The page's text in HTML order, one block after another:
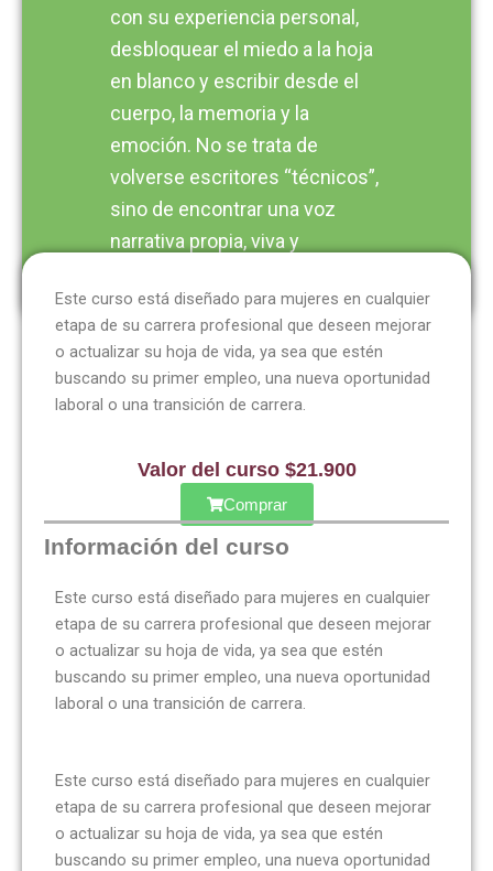
con su experiencia personal,
desbloquear el miedo a la hoja
en blanco y escribir desde el
cuerpo, la memoria y la
emoción. No se trata de
volverse escritores “técnicos”,
sino de encontrar una voz
narrativa propia, viva y
Este curso está diseñado para mujeres en cualquier etapa
de su carrera profesional que deseen mejorar o actualizar
Este curso está diseñado para mujeres en cualquier
etapa de su carrera profesional que deseen mejorar
o actualizar su hoja de vida, ya sea que estén
buscando su primer empleo, una nueva oportunidad
laboral o una transición de carrera.
Valor del curso $21.900
Comprar
Información del curso
Este curso está diseñado para mujeres en cualquier
etapa de su carrera profesional que deseen mejorar
o actualizar su hoja de vida, ya sea que estén
buscando su primer empleo, una nueva oportunidad
laboral o una transición de carrera.
Este curso está diseñado para mujeres en cualquier
etapa de su carrera profesional que deseen mejorar
o actualizar su hoja de vida, ya sea que estén
buscando su primer empleo, una nueva oportunidad